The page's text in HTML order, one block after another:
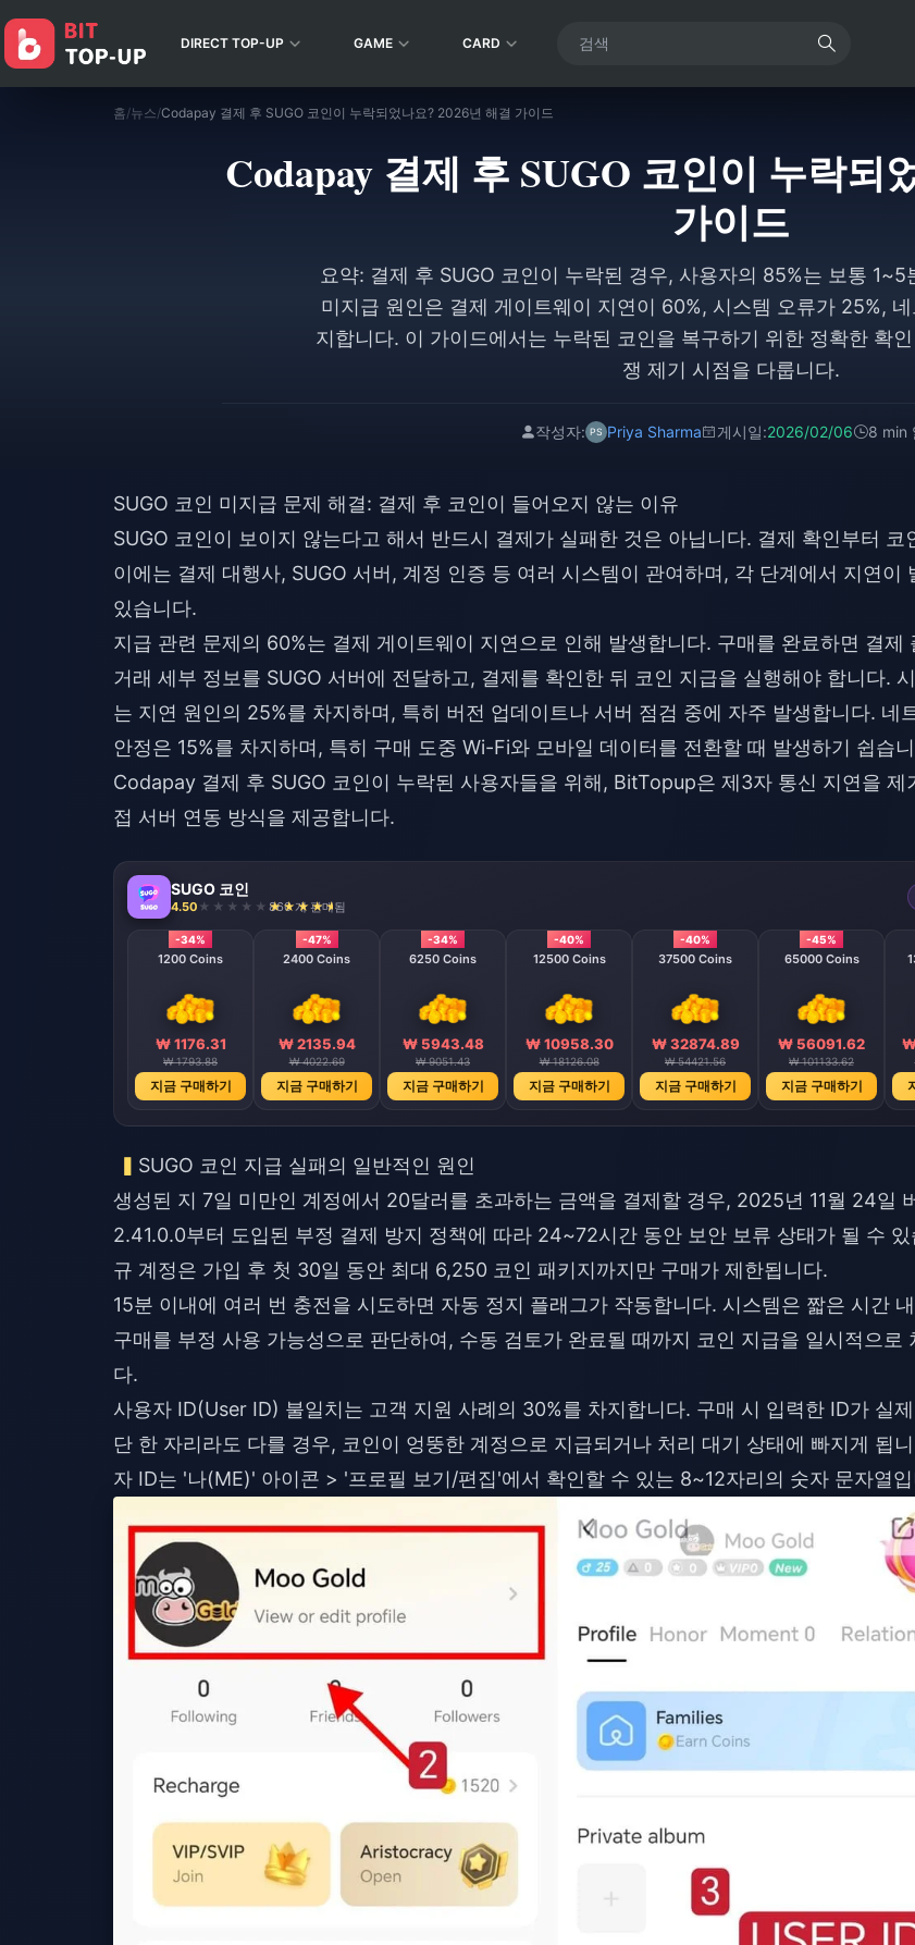
DIRECT TOP-UP GAME CARD
홈/뉴스/Codapay 결제 후 SUGO 코인이 누락되었나요? 2026년 해결 가이드
Codapay 결제 후 SUGO 코인이 누락되
가이드
요약: 결제 후 SUGO 코인이 누락된 경우, 사용자의 85%는 보통 1~5
미지급 원인은 결제 게이트웨이 지연이 60%, 시스템 오류가 25%,
지합니다. 이 가이드에서는 누락된 코인을 복구하기 위한 정확한 확
쟁 제기 시점을 다룹니다.
작성자: Priya Sharma 게시일:2026/02/06 8 min
SUGO 코인 미지급 문제 해결: 결제 후 코인이 들어오지 않는 이유
SUGO 코인이 보이지 않는다고 해서 반드시 결제가 실패한 것은 아닙니다. 결제 확인부터 코
이에는 결제 대행사, SUGO 서버, 계정 인증 등 여러 시스템이 관여하며, 각 단계에서 지연이
있습니다.
지급 관련 문제의 60%는 결제 게이트웨이 지연으로 인해 발생합니다. 구매를 완료하면 결제
거래 세부 정보를 SUGO 서버에 전달하고, 결제를 확인한 뒤 코인 지급을 실행해야 합니다.
는 지연 원인의 25%를 차지하며, 특히 버전 업데이트나 서버 점검 중에 자주 발생합니다. 네
안정은 15%를 차지하며, 특히 구매 도중 Wi-Fi와 모바일 데이터를 전환할 때 발생하기 쉽습
Codapay 결제 후 SUGO 코인이 누락된 사용자들을 위해, BitTopup은 제3자 통신 지연을 제
접 서버 연동 방식을 제공합니다.
SUGO 코인
4.50 860 개 판매됨
-34%
1200 Coins
₩ 1176.31
₩ 1793.88
지금 구매하기
-47%
2400 Coins
₩ 2135.94
₩ 4022.69
지금 구매하기
-34%
6250 Coins
₩ 5943.48
₩ 9051.43
지금 구매하기
-40%
12500 Coins
₩ 10958.30
₩ 18126.08
지금 구매하기
-40%
37500 Coins
₩ 32874.89
₩ 54421.56
지금 구매하기
-45%
65000 Coins
₩ 56091.62
₩ 101133.62
지금 구매하기
₩
SUGO 코인 지급 실패의 일반적인 원인
생성된 지 7일 미만인 계정에서 20달러를 초과하는 금액을 결제할 경우, 2025년 11월 24일
2.41.0.0부터 도입된 부정 결제 방지 정책에 따라 24~72시간 동안 보안 보류 상태가 될 수 있
규 계정은 가입 후 첫 30일 동안 최대 6,250 코인 패키지까지만 구매가 제한됩니다.
15분 이내에 여러 번 충전을 시도하면 자동 정지 플래그가 작동합니다. 시스템은 짧은 시간
구매를 부정 사용 가능성으로 판단하여, 수동 검토가 완료될 때까지 코인 지급을 일시적으로
다.
사용자 ID(User ID) 불일치는 고객 지원 사례의 30%를 차지합니다. 구매 시 입력한 ID가 실
단 한 자리라도 다를 경우, 코인이 엉뚱한 계정으로 지급되거나 처리 대기 상태에 빠지게 됩
자 ID는 '나(ME)' 아이콘 > '프로필 보기/편집'에서 확인할 수 있는 8~12자리의 숫자 문자열